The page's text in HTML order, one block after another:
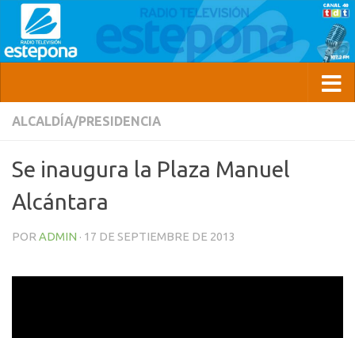
ALCALDÍA/PRESIDENCIA
Se inaugura la Plaza Manuel
Alcántara
POR ADMIN · 17 DE SEPTIEMBRE DE 2013